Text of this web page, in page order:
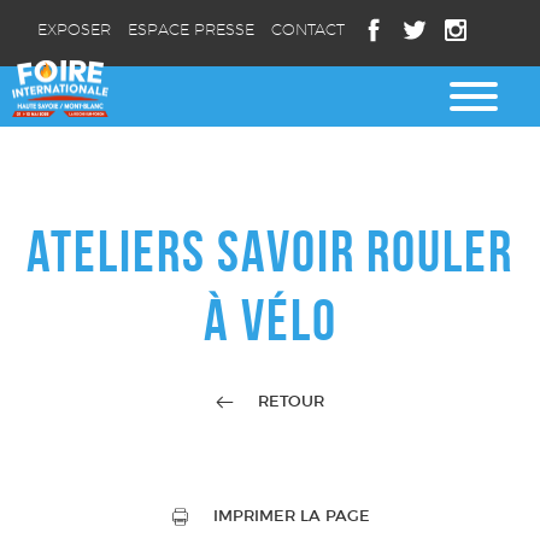
EXPOSER ESPACE PRESSE CONTACT
ATELIERS SAVOIR ROULER
À VÉLO
RETOUR
IMPRIMER LA PAGE